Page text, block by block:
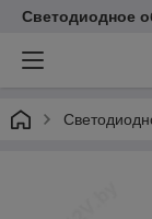
Светодиодное